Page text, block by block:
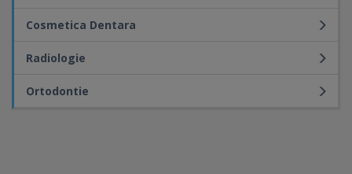
Cosmetica Dentara
Radiologie
Ortodontie